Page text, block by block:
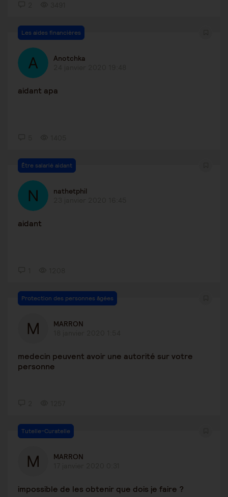
Les aides financières
Anotchka
aidant apa
Être salarié aidant
nathetphil
aidant
Protection des personnes âgées
MARRON
medecin peuvent avoir une autorité sur votre
personne
Tutelle-Curatelle
MARRON
impossible de les obtenir que dois je faire ?